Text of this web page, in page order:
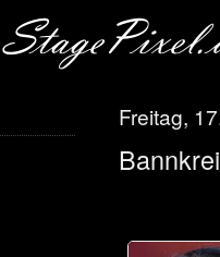
Freitag,